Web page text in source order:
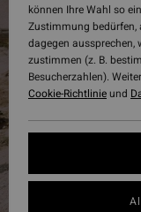
können Ihre Wahl so
Zustimmung bedürfen,
dagegen aussprechen,
zustimmen (z. B.
Besucherzahlen).
Cookie-Richtlinieund